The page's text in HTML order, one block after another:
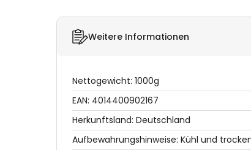
Weitere Informationen
Nettogewicht: 1000g
EAN: 4014400902167
Herkunftsland: Deutschland
Aufbewahrungshinweise: Kühl und